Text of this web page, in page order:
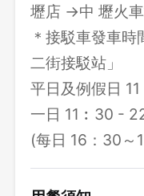
壢店 →中 壢火
＊接駁車發車
二街接駁站」
平日及例假日
一日 11︰30 -
(每日 16：30～